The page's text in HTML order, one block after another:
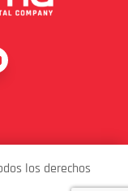
los derechos